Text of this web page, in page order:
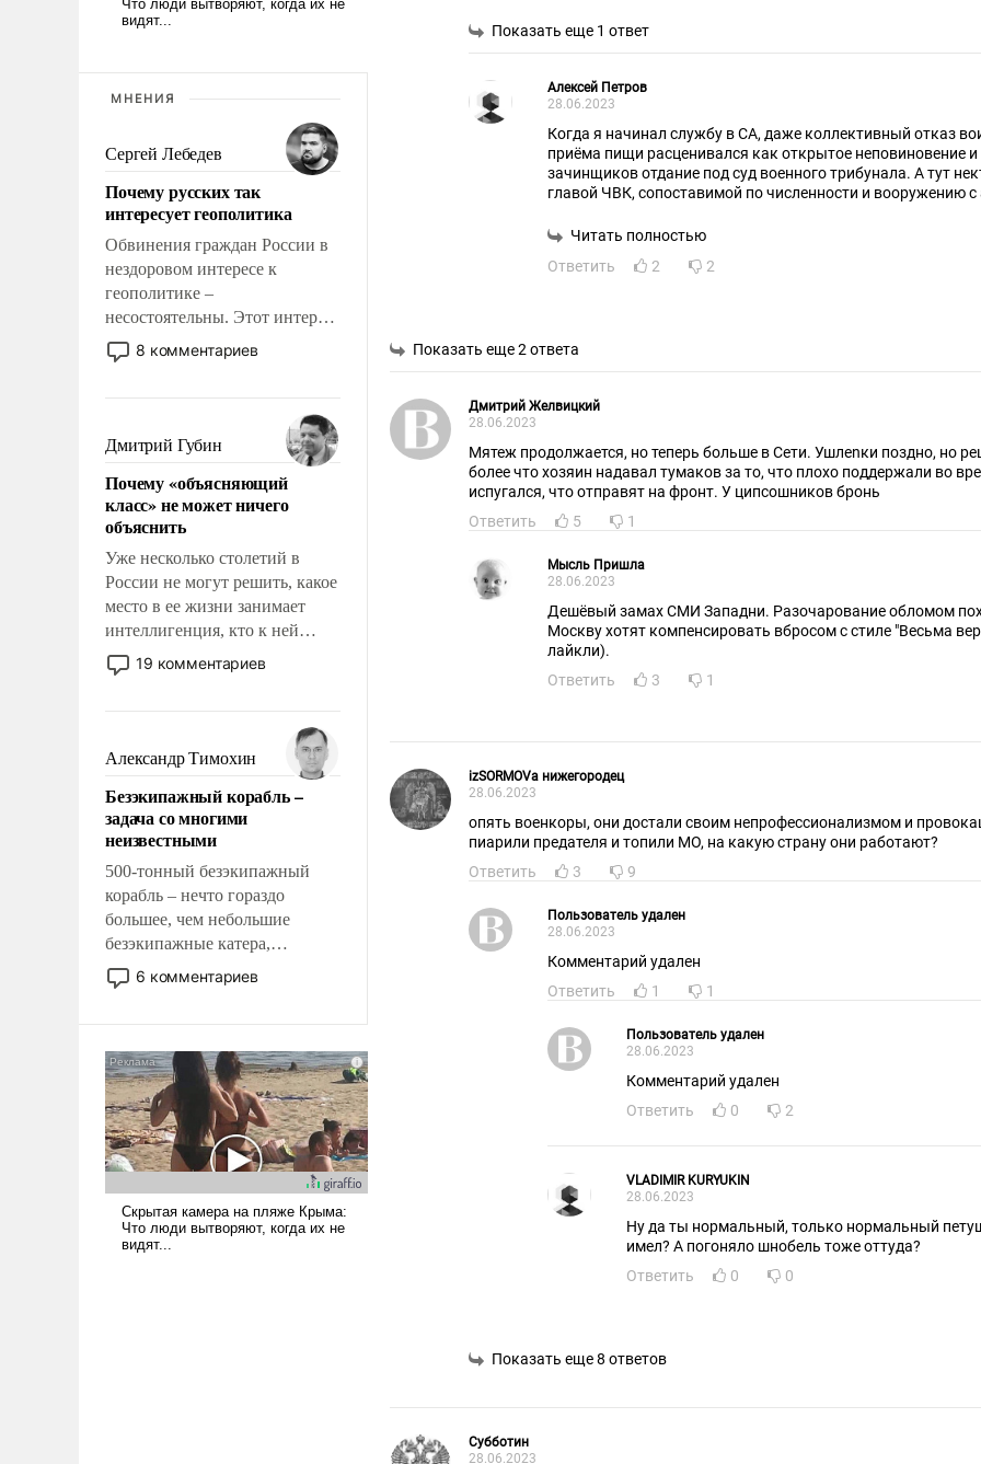
МНЕНИЯ
Сергей Лебедев
Почему русских так
интересует геополитика
Обвинения граждан России в
нездоровом интересе к
геополитике –
несостоятельны. Этот интерес
рационален и прагматичен. Он
обусловлен тысячелетним
фундаментальным знанием,
что мировая политика имеет
свойство заявляться на порог
нашего дома.
8 комментариев
Дмитрий Губин
Почему «объясняющий
класс» не может ничего
объяснить
Уже несколько столетий в
России не могут решить, какое
место в ее жизни занимает
интеллигенция, кто к ней
принадлежит, а кого из нее
исключили с правом
чем она отличается от просто
образованных людей. Иногда
казалось, что эти вопросы
решены раз и навсегда, но –
нет, не решены.
19 комментариев
Александр Тимохин
Безэкипажный корабль –
задача со многими
неизвестными
500-тонный безэкипажный
корабль – нечто гораздо
большее, чем небольшие
безэкипажные катера,
применение которых уже
стало обыденностью. Задача по
и ее реализация радикально
поднимет наши боевые
возможности.
6 комментариев
Показать еще 1 ответ
Алексей Петров
28.06.2023
Когда я начинал службу в СА, даже коллективный отказ
приёма пищи расценивался как открытое неповиновение и
зачинщиков отдание под суд военного трибунала. А тут
главой ЧВК, сопоставимой по численности и вооружению
на всю страну объявляет, что если они не выполнят его
промолчал(!) и тем самым спровоцировал неадекватного
знал или не знал Суровикин о предстоящем мятеже, всего
чтобы отвести подозрения от главных виновников.
Читать полностью
Ответить
2 2
Показать еще 2 ответа
Дмитрий Желвицкий
28.06.2023
Мятеж продолжается, но теперь больше в Сети. Ушлenки поздно, но
более что хозяин надавал тумаков за то, что плохо поддержали во
испугался, что отправят на фронт. У ципсошников бронь
Ответить
5 1
Мысль Пришла
28.06.2023
Дешёвый замах СМИ Западни. Разочарование обломом
Москву хотят компенсировать вбросом с стиле "Весьма
лайкли).
Ответить
3 1
izSORMOVa нижегородец
28.06.2023
опять военкоры, они достали своим непрофессионализмом и
пиарили предателя и топили МО, на какую страну они работают?
Ответить
3 9
Пользователь удален
28.06.2023
Комментарий удален
Ответить
1 1
Пользователь удален
28.06.2023
Комментарий удален
Ответить
0 2
VLADIMIR KURYUKIN
28.06.2023
Ну да ты нормальный, только нормальный
имел? А погоняло шнобель тоже оттуда?
Ответить
0 0
Показать еще 8 ответов
Субботин
28.06.2023